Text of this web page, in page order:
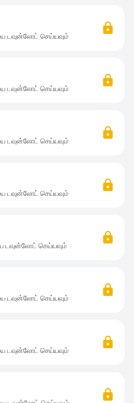
டவுன்லோட் செய்யவும்
டவுன்லோட் செய்யவும்
டவுன்லோட் செய்யவும்
டவுன்லோட் செய்யவும்
டவுன்லோட் செய்யவும்
டவுன்லோட் செய்யவும்
டவுன்லோட் செய்யவும்